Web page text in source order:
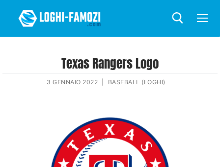
Texas Rangers Logo
3 GENNAIO 2022 BASEBALL (LOGHI)